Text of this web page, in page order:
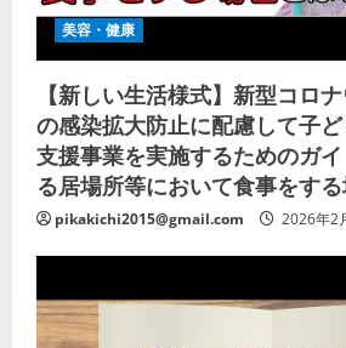
美容・健康
【新しい生活様式】新型コロ
の感染拡大防止に配慮して子
支援事業を実施するためのガ
る居場所等において食事をす
pikakichi2015@gmail.com 2026年2